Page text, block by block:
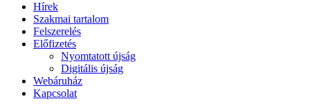
Hírek
Szakmai tartalom
Felszerelés
Előfizetés
Nyomtatott újság
Digitális újság
Webáruház
Kapcsolat